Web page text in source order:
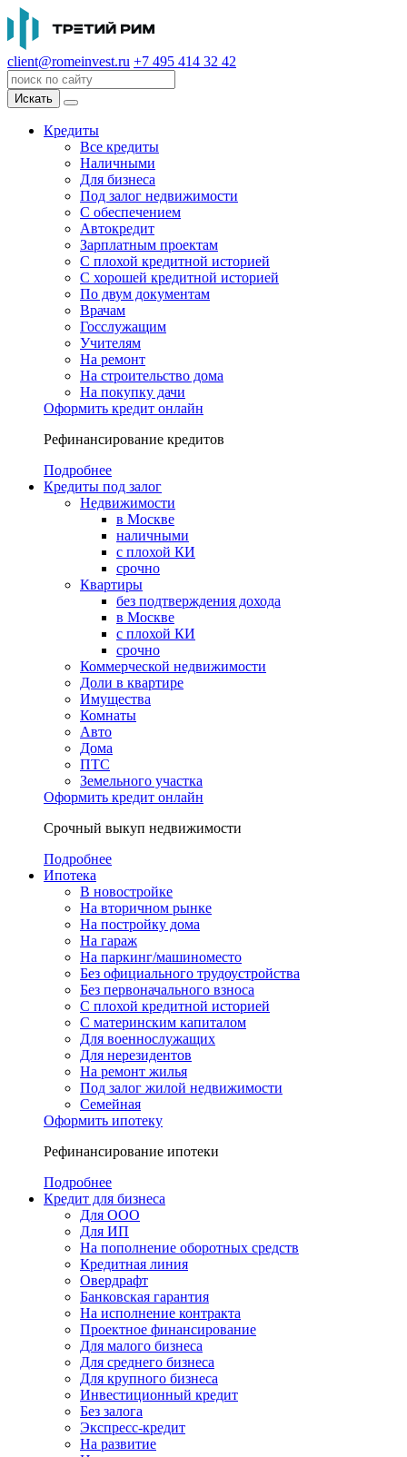
client@romeinvest.ru +7 495 414 32 42
Искать
Кредиты
Все кредиты
Наличными
Для бизнеса
Под залог недвижимости
С обеспечением
Автокредит
Зарплатным проектам
С плохой кредитной историей
С хорошей кредитной историей
По двум документам
Врачам
Госслужащим
Учителям
На ремонт
На строительство дома
На покупку дачи
Оформить кредит онлайн
Рефинансирование кредитов
Подробнее
Кредиты под залог
Недвижимости
в Москве
наличными
с плохой КИ
срочно
Квартиры
без подтверждения дохода
в Москве
с плохой КИ
срочно
Коммерческой недвижимости
Доли в квартире
Имущества
Комнаты
Авто
Дома
ПТС
Земельного участка
Оформить кредит онлайн
Срочный выкуп недвижимости
Подробнее
Ипотека
В новостройке
На вторичном рынке
На постройку дома
На гараж
На паркинг/машиноместо
Без официального трудоустройства
Без первоначального взноса
С плохой кредитной историей
С материнским капиталом
Для военнослужащих
Для нерезидентов
На ремонт жилья
Под залог жилой недвижимости
Семейная
Оформить ипотеку
Рефинансирование ипотеки
Подробнее
Кредит для бизнеса
Для ООО
Для ИП
На пополнение оборотных средств
Кредитная линия
Овердрафт
Банковская гарантия
На исполнение контракта
Проектное финансирование
Для малого бизнеса
Для среднего бизнеса
Для крупного бизнеса
Инвестиционный кредит
Без залога
Экспресс-кредит
На развитие